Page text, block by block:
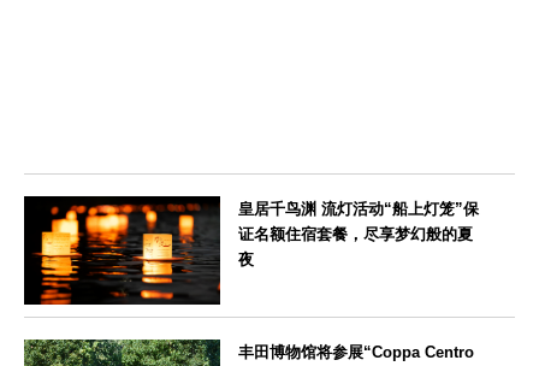
皇居千鸟渊 流灯活动“船上灯笼”保
证名额住宿套餐，尽享梦幻般的夏
夜
丰田博物馆将参展“Coppa Centro